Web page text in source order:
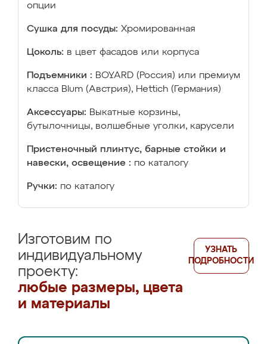
опции
Сушка для посуды: Хромированная
Цоколь: в цвет фасадов или корпуса
Подъемники : BOYARD (Россия) или премиум
класса Blum (Австрия), Hettich (Германия)
Аксессуары: Выкатные корзины,
бутылочницы, волшебные уголки, карусели
Пристеночный плинтус, барные стойки и
навески, освещение : по каталогу
Ручки: по каталогу
Изготовим по
индивидуальному
проекту:
любые размеры, цвета
и материалы
УЗНАТЬ
ПОДРОБНОСТИ